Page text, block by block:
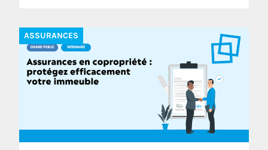
ASSURANCES